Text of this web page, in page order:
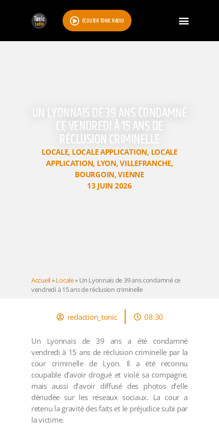
ÉCOUTER TONIC RADIO
UN LYONNAIS DE 39 ANS CONDAMNÉ
CE VENDREDI À 15 ANS DE
RÉCLUSION CRIMINELLE
LOCALE, LOCALE APPLICATION, LOCALE
APPLICATION, LYON,VILLEFRANCHE,
BOURGOIN,VIENNE
13 JUIN 2026
Accueil»Locale» Un Lyonnais de 39 ans condamné ce
vendredi à 15 ans de réclusion criminelle
redaction_tonic 08:30
Un Lyonnais de 39 ans a été condamné
vendredi à 15 ans de réclusion criminelle par la
cour criminelle de Lyon. Il a été reconnu
coupable d’avoir drogué et violé sa compagne,
mais aussi d’avoir diffusé des photos d’elle
dénudée sur les réseaux sociaux. La cour a
retenu la gravité des faits et le préjudice subi par
la victime.